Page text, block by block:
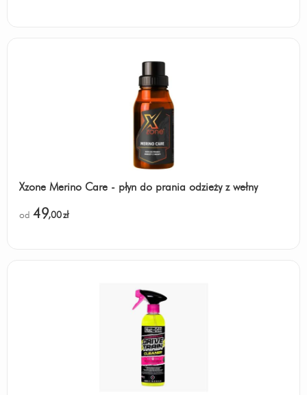
Xzone Merino Care - płyn do prania odzieży z wełny
od 49,00zł